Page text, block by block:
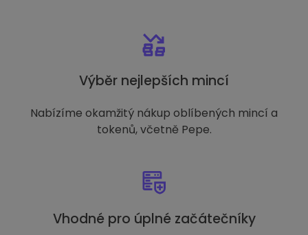
Výběr nejlepších mincí
Nabízíme okamžitý nákup oblíbených mincí a
tokenů, včetně Pepe.
Vhodné pro úplné začátečníky